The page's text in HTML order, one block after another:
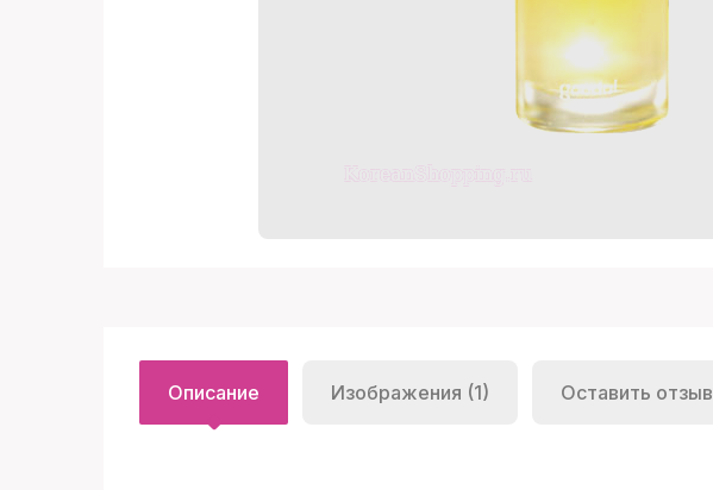
Описание Изображения (1) Оставить отзыв